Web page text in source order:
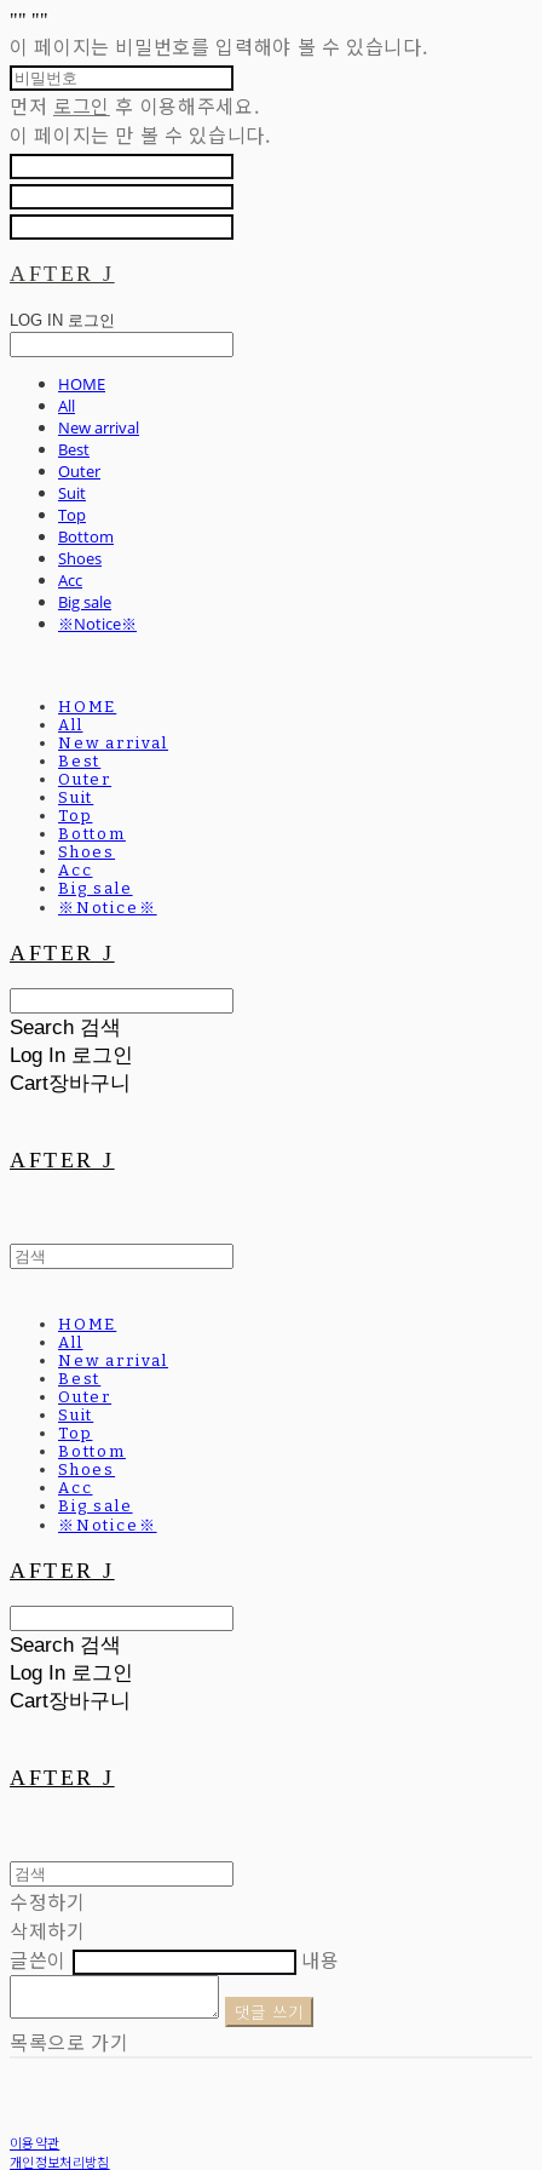
"" ""
이 페이지는 비밀번호를 입력해야 볼 수 있습니다.
먼저 로그인 후 이용해주세요.
이 페이지는 만 볼 수 있습니다.
AFTER J
LOG IN 로그인
HOME
All
New arrival
Best
Outer
Suit
Top
Bottom
Shoes
Acc
Big sale
※Notice※
HOME
All
New arrival
Best
Outer
Suit
Top
Bottom
Shoes
Acc
Big sale
※Notice※
AFTER J
Search 검색
Log In 로그인
Cart장바구니
AFTER J
HOME
All
New arrival
Best
Outer
Suit
Top
Bottom
Shoes
Acc
Big sale
※Notice※
AFTER J
Search 검색
Log In 로그인
Cart장바구니
AFTER J
수정하기
삭제하기
글쓴이
내용
댓글 쓰기
목록으로 가기
이용약관
개인정보처리방침